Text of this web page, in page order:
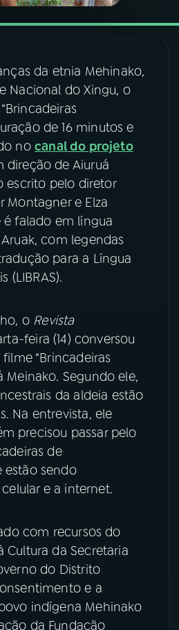
Facebook
X
da etnia Mehinako,
Nacional do Xingu, o
de 16 minutos e
no canal do projeto
direção de Aiuruá
escrito pelo diretor
Montagner e Elza
falado em língua
com legendas
para a Língua
(LIBRAS).
o Revista
feira (14) conversou
“Brincadeiras
Meinako. Segundo ele,
da aldeia estão
Na entrevista, ele
precisou passar pelo
de
sendo
e a internet.
com recursos do
Cultura da Secretaria
do Distrito
e a
indígena Mehinako
da Fundação